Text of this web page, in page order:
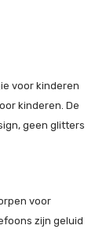
voor kinderen
kinderen. De
geen glitters
voor
zijn geluid